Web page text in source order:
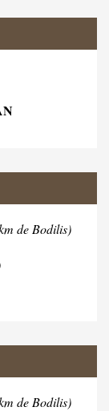
de Bodilis)
de Bodilis)